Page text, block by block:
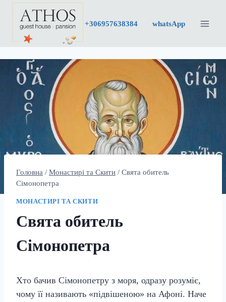
Перейти
вмісту
+306957638384 whatsApp
Головна / Монастирі та Скити / Свята обитель
Сімонопетра
МОНАСТИРІ ТА СКИТИ
Свята обитель
Сімонопетра
Хто бачив Сімонопетру з моря, одразу розуміє,
чому її називають «підвішеною» на Афоні. Наче